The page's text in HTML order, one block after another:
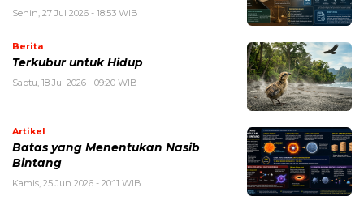
Senin, 27 Jul 2026 - 18:53 WIB
Berita
Terkubur untuk Hidup
Sabtu, 18 Jul 2026 - 09:20 WIB
Artikel
Batas yang Menentukan Nasib
Bintang
Kamis, 25 Jun 2026 - 20:11 WIB